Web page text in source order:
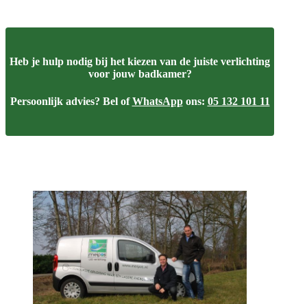
Heb je hulp nodig bij het kiezen van de juiste verlichting
voor jouw badkamer?
Persoonlijk advies? Bel ofWhatsAppons: 05 132 101 11